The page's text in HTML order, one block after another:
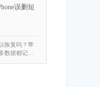
误删短
恢复吗？苹
数据都记…